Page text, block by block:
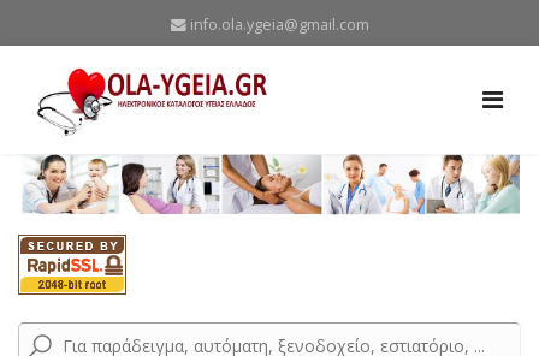
info.ola.ygeia@gmail.com